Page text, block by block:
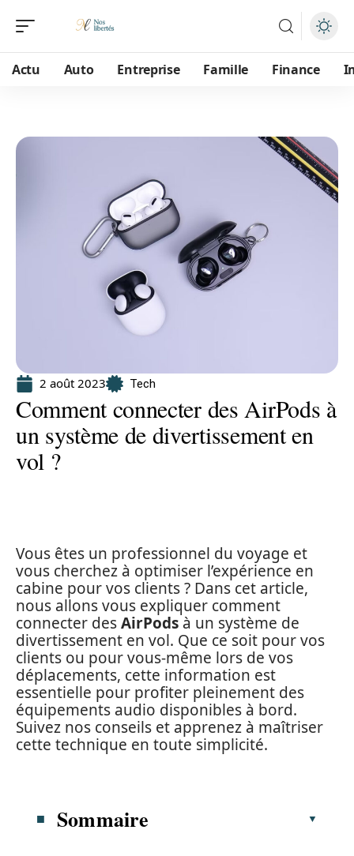
Actu Auto Entreprise Famille Finance
2 août 2023 Tech
Comment connecter des AirPods à
un système de divertissement en
vol ?
Vous êtes un professionnel du voyage et
vous cherchez à optimiser l’expérience en
cabine pour vos clients ? Dans cet article,
nous allons vous expliquer comment
connecter desAirPods à un système de
divertissement en vol. Que ce soit pour vos
clients ou pour vous-même lors de vos
déplacements, cette information est
essentielle pour profiter pleinement des
équipements audio disponibles à bord.
Suivez nos conseils et apprenez à maîtriser
cette technique en toute simplicité.
Sommaire